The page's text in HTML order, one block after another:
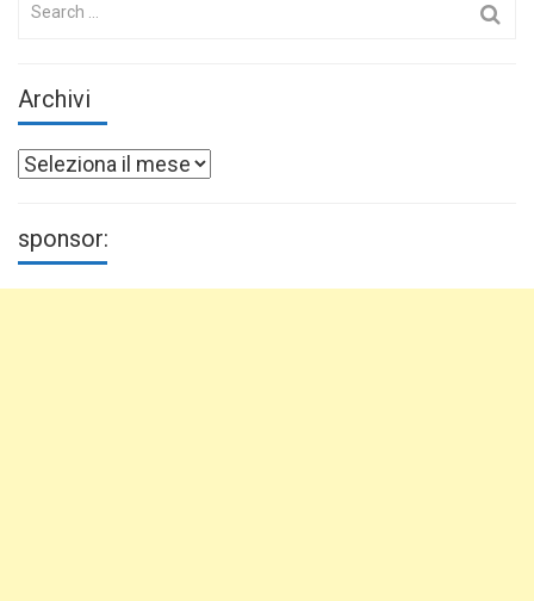
Archivi
Archivi
sponsor: